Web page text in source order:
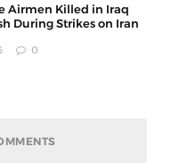
Airmen Killed in Iraq
During Strikes on Iran
0